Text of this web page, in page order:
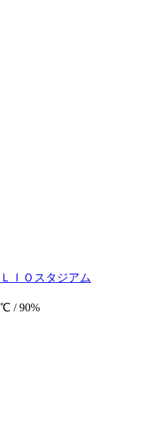
ＩＯスタジアム
/ 90%